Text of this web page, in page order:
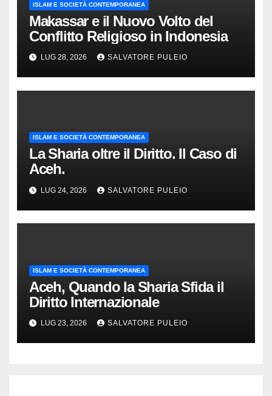
ISLAM E SOCIETÀ CONTEMPORANEA
Makassar e il Nuovo Volto del
Conflitto Religioso in Indonesia
LUG 28, 2026 SALVATORE PULEIO
ISLAM E SOCIETÀ CONTEMPORANEA
La Sharia oltre il Diritto. Il Caso di
Aceh.
LUG 24, 2026 SALVATORE PULEIO
ISLAM E SOCIETÀ CONTEMPORANEA
Aceh, Quando la Sharia Sfida il
Diritto Internazionale
LUG 23, 2026 SALVATORE PULEIO